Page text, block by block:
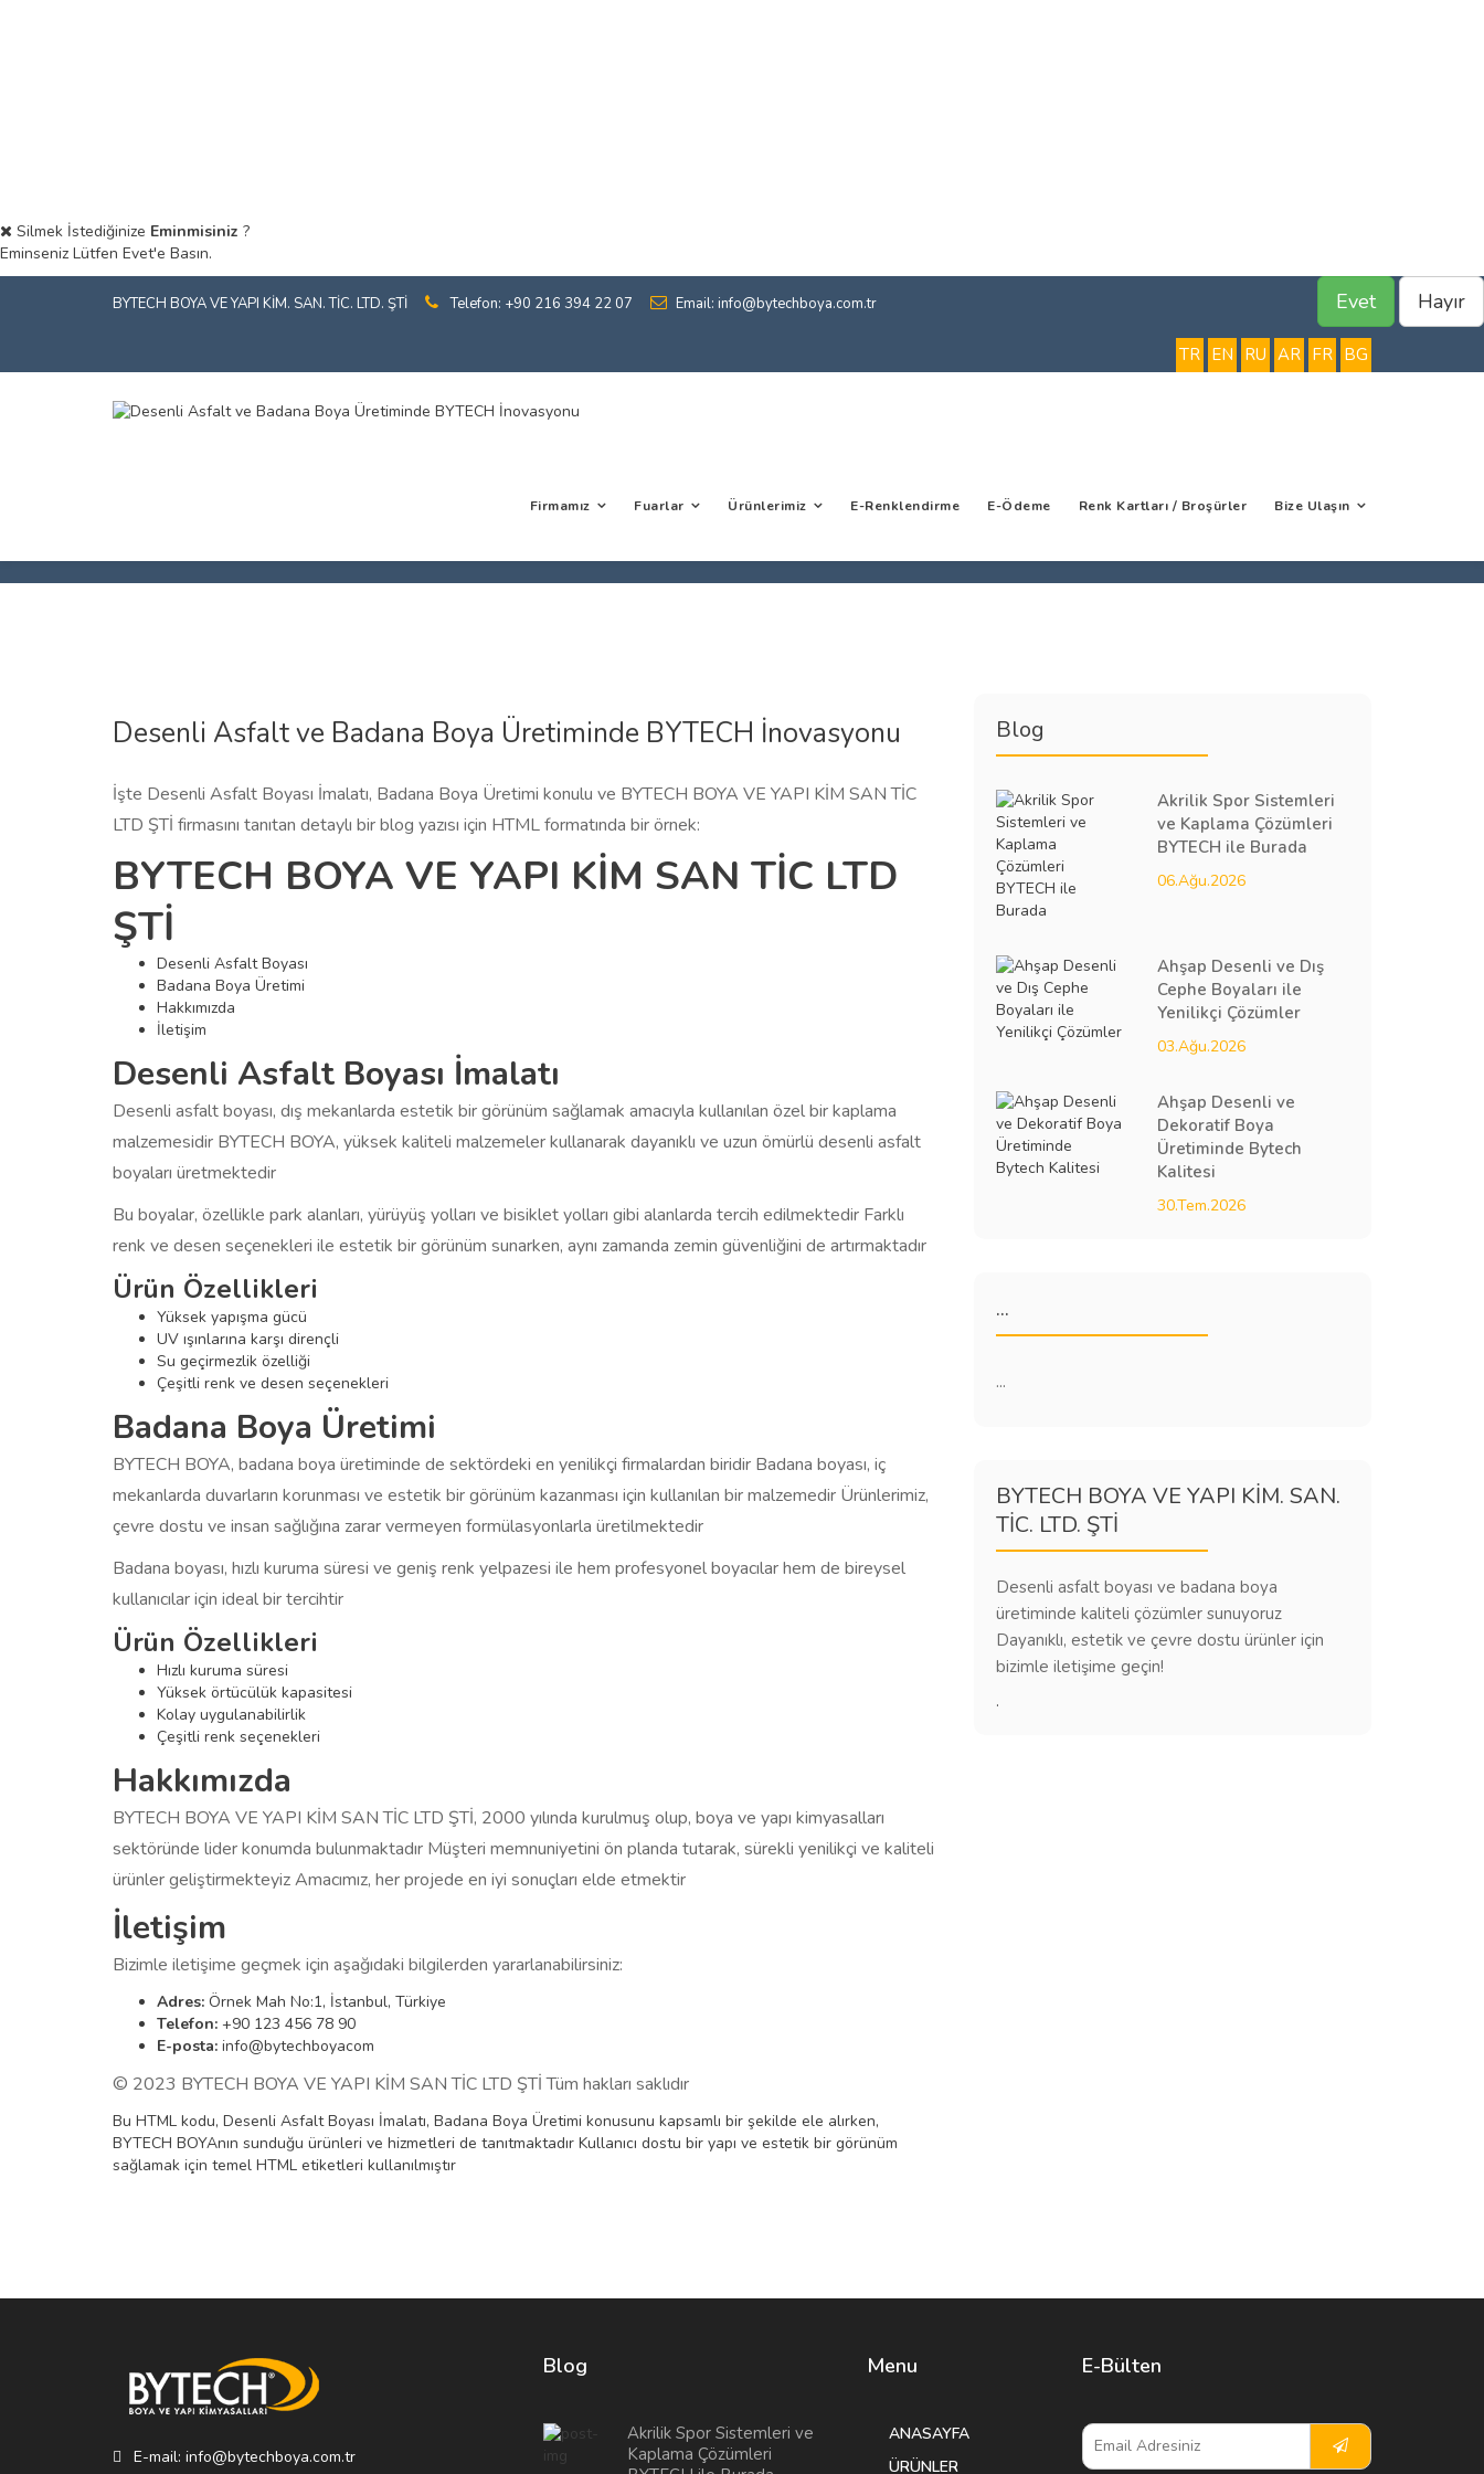
Silmek İstediğinize Eminmisiniz ?
Eminseniz Lütfen Evet'e Basın.
Evet Hayır
BYTECH BOYA VE YAPI KİM. SAN. TİC. LTD. ŞTİ Telefon: +90 216 394 22 07 Email: info@bytechboya.com.tr
TR EN RU AR FR BG
Firmamız Fuarlar Ürünlerimiz E-Renklendirme E-Ödeme Renk Kartları / Broşürler Bize Ulaşın
Desenli Asfalt ve Badana Boya Üretiminde BYTECH İnovasyonu
İşte Desenli Asfalt Boyası İmalatı, Badana Boya Üretimi konulu ve BYTECH BOYA VE YAPI KİM SAN TİC
LTD ŞTİ firmasını tanıtan detaylı bir blog yazısı için HTML formatında bir örnek:
BYTECH BOYA VE YAPI KİM SAN TİC LTD
ŞTİ
Desenli Asfalt Boyası
Badana Boya Üretimi
Hakkımızda
İletişim
Desenli Asfalt Boyası İmalatı
Desenli asfalt boyası, dış mekanlarda estetik bir görünüm sağlamak amacıyla kullanılan özel bir kaplama
malzemesidir BYTECH BOYA, yüksek kaliteli malzemeler kullanarak dayanıklı ve uzun ömürlü desenli asfalt
boyaları üretmektedir
Bu boyalar, özellikle park alanları, yürüyüş yolları ve bisiklet yolları gibi alanlarda tercih edilmektedir Farklı
renk ve desen seçenekleri ile estetik bir görünüm sunarken, aynı zamanda zemin güvenliğini de artırmaktadır
Ürün Özellikleri
Yüksek yapışma gücü
UV ışınlarına karşı dirençli
Su geçirmezlik özelliği
Çeşitli renk ve desen seçenekleri
Badana Boya Üretimi
BYTECH BOYA, badana boya üretiminde de sektördeki en yenilikçi firmalardan biridir Badana boyası, iç
mekanlarda duvarların korunması ve estetik bir görünüm kazanması için kullanılan bir malzemedir Ürünlerimiz,
çevre dostu ve insan sağlığına zarar vermeyen formülasyonlarla üretilmektedir
Badana boyası, hızlı kuruma süresi ve geniş renk yelpazesi ile hem profesyonel boyacılar hem de bireysel
kullanıcılar için ideal bir tercihtir
Ürün Özellikleri
Hızlı kuruma süresi
Yüksek örtücülük kapasitesi
Kolay uygulanabilirlik
Çeşitli renk seçenekleri
Hakkımızda
BYTECH BOYA VE YAPI KİM SAN TİC LTD ŞTİ, 2000 yılında kurulmuş olup, boya ve yapı kimyasalları
sektöründe lider konumda bulunmaktadır Müşteri memnuniyetini ön planda tutarak, sürekli yenilikçi ve kaliteli
ürünler geliştirmekteyiz Amacımız, her projede en iyi sonuçları elde etmektir
İletişim
Bizimle iletişime geçmek için aşağıdaki bilgilerden yararlanabilirsiniz:
Adres: Örnek Mah No:1, İstanbul, Türkiye
Telefon: +90 123 456 78 90
E-posta: info@bytechboyacom
© 2023 BYTECH BOYA VE YAPI KİM SAN TİC LTD ŞTİ Tüm hakları saklıdır
Bu HTML kodu, Desenli Asfalt Boyası İmalatı, Badana Boya Üretimi konusunu kapsamlı bir şekilde ele alırken,
BYTECH BOYAnın sunduğu ürünleri ve hizmetleri de tanıtmaktadır Kullanıcı dostu bir yapı ve estetik bir görünüm
sağlamak için temel HTML etiketleri kullanılmıştır
Blog
Akrilik Spor Sistemleri
ve Kaplama Çözümleri
BYTECH ile Burada
06.Ağu.2026
Ahşap Desenli ve Dış
Cephe Boyaları ile
Yenilikçi Çözümler
03.Ağu.2026
Ahşap Desenli ve
Dekoratif Boya
Üretiminde Bytech
Kalitesi
30.Tem.2026
...
...
BYTECH BOYA VE YAPI KİM. SAN.
TİC. LTD. ŞTİ
Desenli asfalt boyası ve badana boya
üretiminde kaliteli çözümler sunuyoruz
Dayanıklı, estetik ve çevre dostu ürünler için
bizimle iletişime geçin!
.
E-mail: info@bytechboya.com.tr
Blog
Akrilik Spor Sistemleri ve
Kaplama Çözümleri
Menu
ANASAYFA
ÜRÜNLER
E-Bülten